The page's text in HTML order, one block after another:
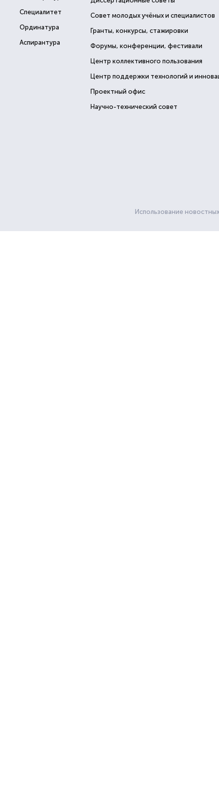
Специалитет
Ординатура
Аспирантура
Совет молодых учёных и специалистов
Гранты, конкурсы, стажировки
Форумы, конференции, фестивали
Центр коллективного пользования
Центр поддержки технологий и
Проектный офис
Научно-технический совет
Использование